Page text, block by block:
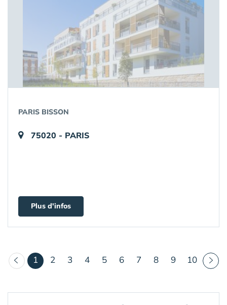
PARIS BISSON
75020 - PARIS
Plus d'infos
1 (courant)
2 3 4 5 6 7 8 9 10